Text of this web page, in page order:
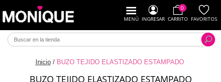
MENÚ INGRESAR
0
CARRITO FAVORITOS
Inicio / BUZO TEJIDO ELASTIZADO ESTAMPADO
BUZO TEJIDO ELASTIZADO ESTAMPADO